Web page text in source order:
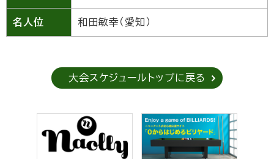
名人位 和田敏幸（愛知）
大会スケジュールトップに戻る